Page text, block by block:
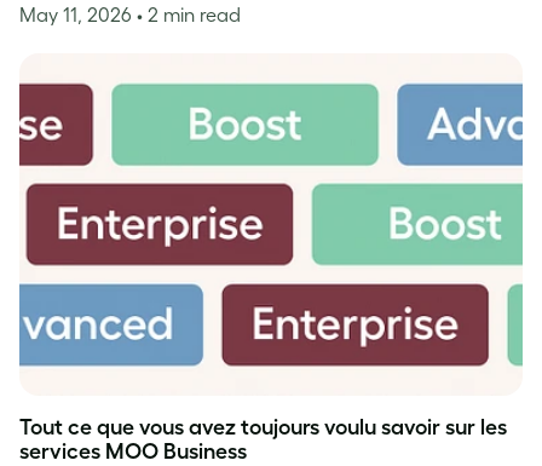
May 11, 2026 • 2 min read
Tout ce que vous avez toujours voulu savoir sur les
services MOO Business